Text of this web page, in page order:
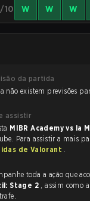
/10 W W W
da partida
não existem previsões
assistir
MIBR Academy vs la
Para assistir a mais
de Valorant .
toda a ação que
Stage 2 , assim como as VODs, destaques e transmissões ao vivo, tudo